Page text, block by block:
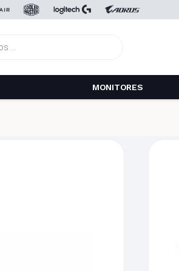
MONITORES